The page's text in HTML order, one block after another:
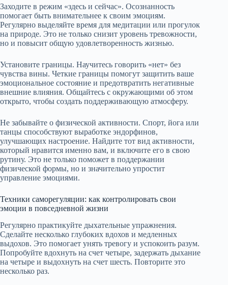
Заходите в режим «здесь и сейчас». Осознанность
помогает быть внимательнее к своим эмоциям.
Регулярно выделяйте время для медитации или прогулок
на природе. Это не только снизит уровень тревожности,
но и повысит общую удовлетворенность жизнью.
Установите границы. Научитесь говорить «нет» без
чувства вины. Четкие границы помогут защитить ваше
эмоциональное состояние и предотвратить негативные
внешние влияния. Общайтесь с окружающими об этом
открыто, чтобы создать поддерживающую атмосферу.
Не забывайте о физической активности. Спорт, йога или
танцы способствуют выработке эндорфинов,
улучшающих настроение. Найдите тот вид активности,
который нравится именно вам, и включите его в свою
рутину. Это не только поможет в поддержании
физической формы, но и значительно упростит
управление эмоциями.
Техники саморегуляции: как контролировать свои
эмоции в повседневной жизни
Регулярно практикуйте дыхательные упражнения.
Сделайте несколько глубоких вдохов и медленных
выдохов. Это помогает унять тревогу и успокоить разум.
Попробуйте вдохнуть на счет четыре, задержать дыхание
на четыре и выдохнуть на счет шесть. Повторите это
несколько раз.